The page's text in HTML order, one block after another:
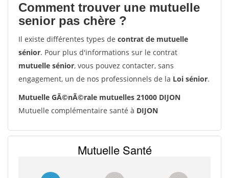
Comment trouver une mutuelle
senior pas chère ?
Il existe différentes types de contrat de mutuelle
sénior. Pour plus d'informations sur le contrat
mutuelle sénior, vous pouvez contacter, sans
engagement, un de nos professionnels de la Loi sénior.
Mutuelle GÃ©nÃ©rale mutuelles 21000 DIJON
Mutuelle complémentaire santé à DIJON